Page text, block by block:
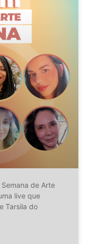
de Arte
live que
Tarsila do